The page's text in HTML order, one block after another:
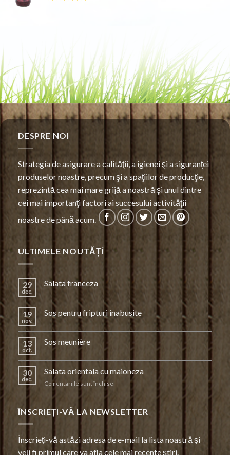
DESPRE NOI
Strategia de asigurare a calităţii, a igienei şi a siguranţei
produselor noastre, precum şi a spaţiilor de producţie,
reprezintă cea mai mare grijă a noastră şi unul dintre
cei mai importanţi factori ai succesului activităţii
noastre de până acum.
ULTIMELE NOUTĂȚÎ
29
dec.
Salata franceza
19
nov.
Sos pentru fripturi inabusite
13
oct.
Sos meunière
30
dec.
Salata orientala cu maioneza
Comentariile sunt închise pentru
orientala
cu
ÎNSCRIEȚI-VĂ LA NEWSLETTER
Înscrieți-vă astăzi adresa de e-mail la lista noastră și
veți fi primul care va afla cele mai recente știri.